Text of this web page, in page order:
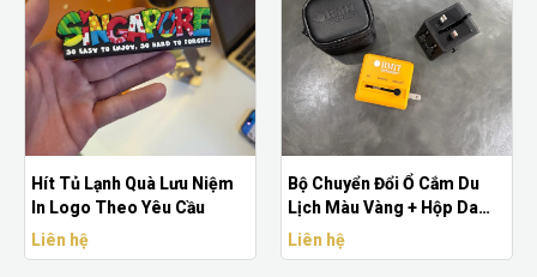
Hít Tủ Lạnh Quà Lưu Niệm
In Logo Theo Yêu Cầu
Liên hệ
Bộ Chuyển Đổi Ổ Cắm Du
Lịch Màu Vàng + Hộp Da
Đen In Logo
Liên hệ